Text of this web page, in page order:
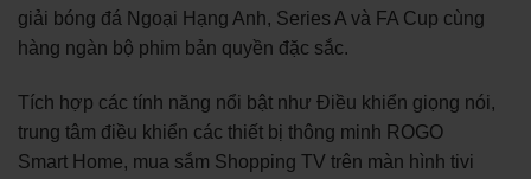
giải bóng đá Ngoại Hạng Anh, Series A và FA Cup cùng
hàng ngàn bộ phim bản quyền đặc sắc.
Tích hợp các tính năng nổi bật như Điều khiển giọng nói,
trung tâm điều khiển các thiết bị thông minh ROGO
Smart Home, mua sắm Shopping TV trên màn hình tivi